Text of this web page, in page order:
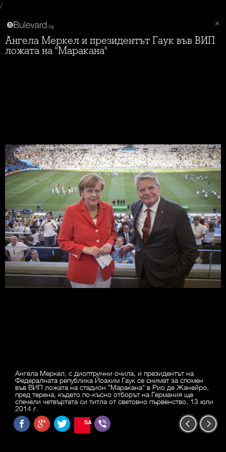
/
Ангела Меркел и президентът Гаук във ВИП
ложата на "Маракана"
Ангела Меркел, с диоптрични очила, и президентът на
Федералната република Йоахим Гаук се снимат за спомен
във ВИП ложата на стадион "Маракана" в Рио де Жанейро,
пред терена, където по-късно отборът на Германия ще
спечели четвъртата си титла от световно първенство, 13 юли
2014 г.
SAVE